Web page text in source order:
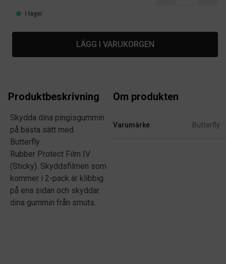
I lager
LÄGG I VARUKORGEN
Produktbeskrivning
Skydda dina pingisgummin
på bästa sätt med
Butterfly
Rubber Protect Film IV
(Sticky). Skyddsfilmen som
kommer i 2-pack är klibbig
på ena sidan och skyddar
dina gummin från smuts.
Om produkten
Varumärke Butterfly